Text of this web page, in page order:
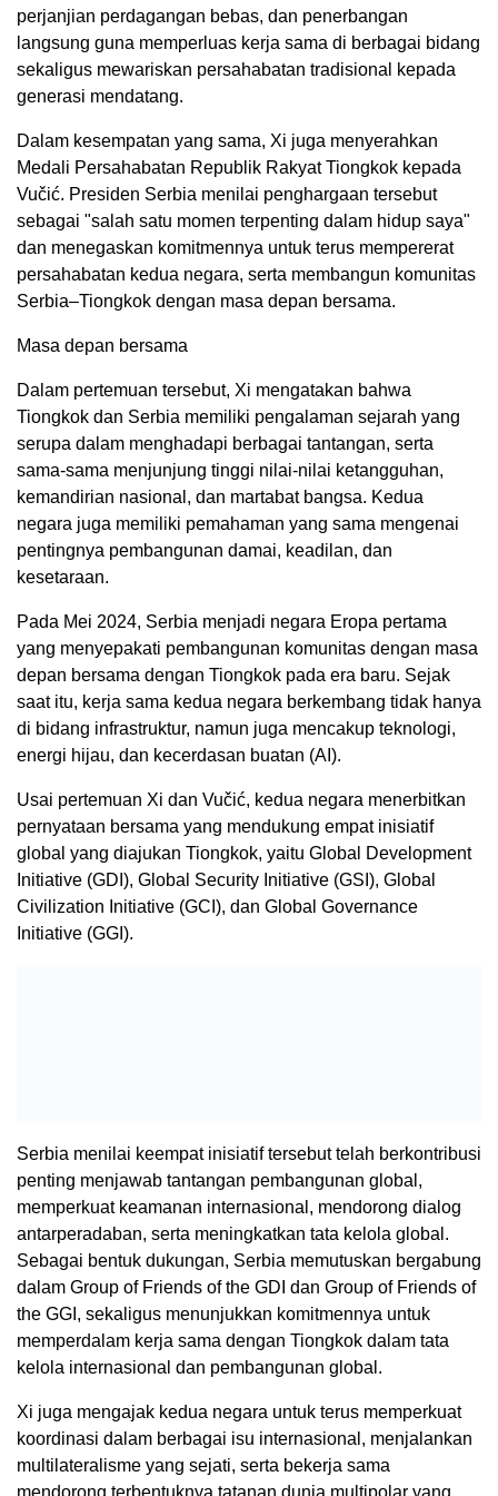
perjanjian perdagangan bebas, dan penerbangan
langsung guna memperluas kerja sama di berbagai bidang
sekaligus mewariskan persahabatan tradisional kepada
generasi mendatang.
Dalam kesempatan yang sama, Xi juga menyerahkan
Medali Persahabatan Republik Rakyat Tiongkok kepada
Vučić. Presiden Serbia menilai penghargaan tersebut
sebagai "salah satu momen terpenting dalam hidup saya"
dan menegaskan komitmennya untuk terus mempererat
persahabatan kedua negara, serta membangun komunitas
Serbia–Tiongkok dengan masa depan bersama.
Masa depan bersama
Dalam pertemuan tersebut, Xi mengatakan bahwa
Tiongkok dan Serbia memiliki pengalaman sejarah yang
serupa dalam menghadapi berbagai tantangan, serta
sama-sama menjunjung tinggi nilai-nilai ketangguhan,
kemandirian nasional, dan martabat bangsa. Kedua
negara juga memiliki pemahaman yang sama mengenai
pentingnya pembangunan damai, keadilan, dan
kesetaraan.
Pada Mei 2024, Serbia menjadi negara Eropa pertama
yang menyepakati pembangunan komunitas dengan masa
depan bersama dengan Tiongkok pada era baru. Sejak
saat itu, kerja sama kedua negara berkembang tidak hanya
di bidang infrastruktur, namun juga mencakup teknologi,
energi hijau, dan kecerdasan buatan (AI).
Usai pertemuan Xi dan Vučić, kedua negara menerbitkan
pernyataan bersama yang mendukung empat inisiatif
global yang diajukan Tiongkok, yaitu Global Development
Initiative (GDI), Global Security Initiative (GSI), Global
Civilization Initiative (GCI), dan Global Governance
Initiative (GGI).
Serbia menilai keempat inisiatif tersebut telah berkontribusi
penting menjawab tantangan pembangunan global,
memperkuat keamanan internasional, mendorong dialog
antarperadaban, serta meningkatkan tata kelola global.
Sebagai bentuk dukungan, Serbia memutuskan bergabung
dalam Group of Friends of the GDI dan Group of Friends of
the GGI, sekaligus menunjukkan komitmennya untuk
memperdalam kerja sama dengan Tiongkok dalam tata
kelola internasional dan pembangunan global.
Xi juga mengajak kedua negara untuk terus memperkuat
koordinasi dalam berbagai isu internasional, menjalankan
multilateralisme yang sejati, serta bekerja sama